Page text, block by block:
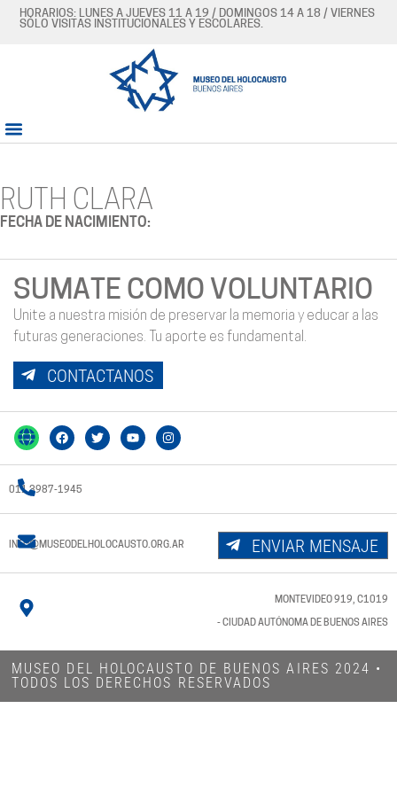
HORARIOS: LUNES A JUEVES 11 A 19 / DOMINGOS 14 A 18 / VIERNES
SÓLO VISITAS INSTITUCIONALES Y ESCOLARES.
RUTH CLARA
FECHA DE NACIMIENTO:
SUMATE COMO VOLUNTARIO
Unite a nuestra misión de preservar la memoria y educar a las
futuras generaciones. Tu aporte es fundamental.
CONTACTANOS
011 3987-1945
INFO@MUSEODELHOLOCAUSTO.ORG.AR ENVIAR MENSAJE
MONTEVIDEO 919, C1019
- CIUDAD AUTÓNOMA DE BUENOS AIRES
MUSEO DEL HOLOCAUSTO DE BUENOS AIRES 2024​ •
TODOS LOS DERECHOS RESERVADOS